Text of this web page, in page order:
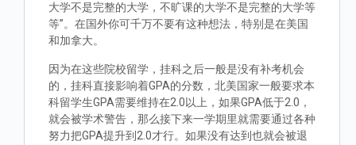
大学不是完整的大学，不旷课的大学不是完整的大学等
等”。在国外你可千万不要有这种想法，特别是在美国
和加拿大。
因为在这些院校留学，挂科之后一般是没有补考机会
的，挂科直接影响着GPA的分数，北美国家一般要求本
科留学生GPA需要维持在2.0以上，如果GPA低于2.0，
就会被学术警告，那么接下来一学期里就需要通过各种
努力把GPA提升到2.0才行。如果没有达到也就会被退